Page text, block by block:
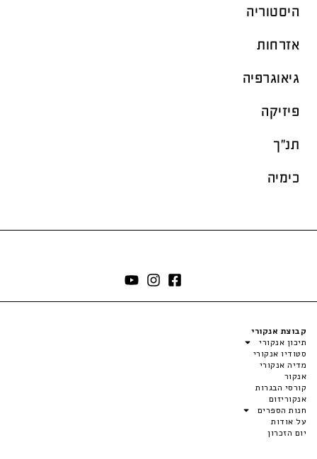
היסטוריה
אזרחות
גיאוגרפיה
פיזיקה
תנ"ך
כימיה
קבוצת אנקורי
תיכון אנקורי
סטודיו אנקורי
מדיה אנקורי
אנקור
קורסי הבגרות
אנקוריזום
חנות הספרים
על אודות
יום הזכרון